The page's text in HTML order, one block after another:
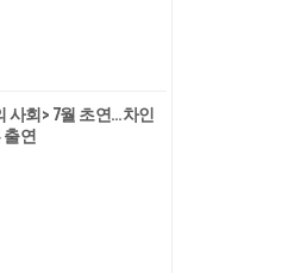
사회> 7월 초연…차인
출연